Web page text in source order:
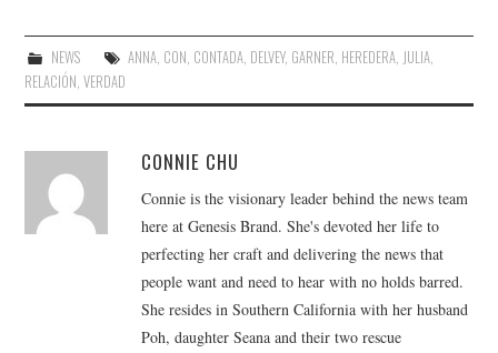
NEWS ANNA, CON, CONTADA, DELVEY, GARNER, HEREDERA, JULIA,
RELACIÓN,VERDAD
CONNIE CHU
Connie is the visionary leader behind the news team
here at Genesis Brand. She's devoted her life to
perfecting her craft and delivering the news that
people want and need to hear with no holds barred.
She resides in Southern California with her husband
Poh, daughter Seana and their two rescue